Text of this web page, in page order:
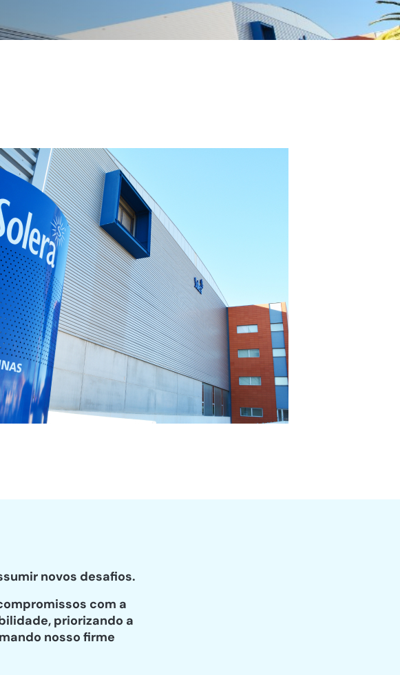
novos desafios.
com a
priorizando a
nosso firme